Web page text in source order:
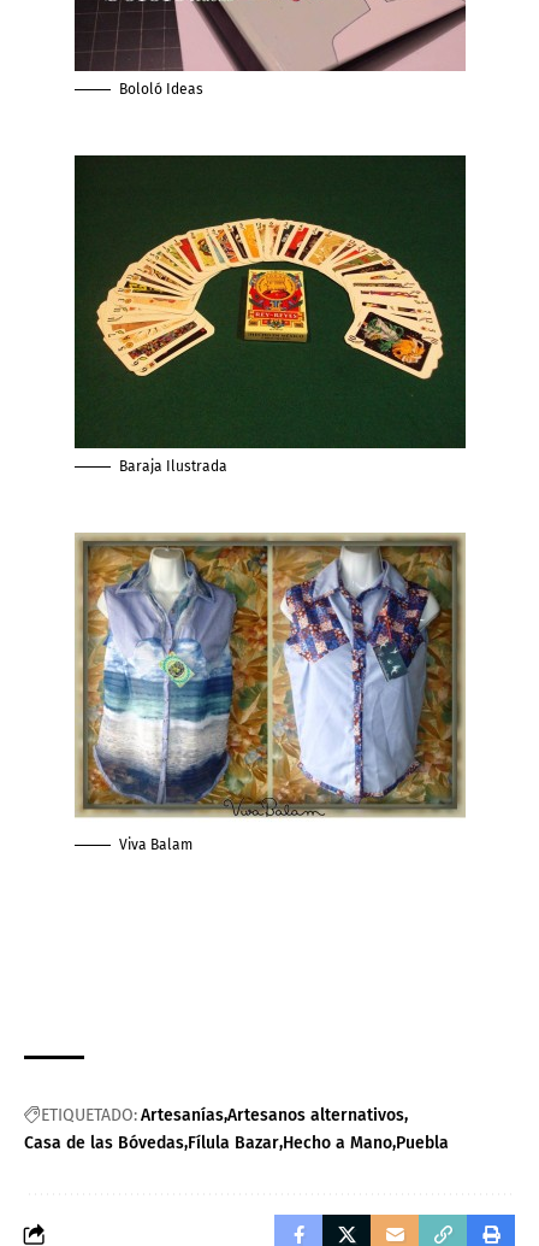
Bololó Ideas
Baraja Ilustrada
Viva Balam
ETIQUETADO:ArtesaníasArtesanos alternativos
Casa de las Bóvedas Fílula Bazar Hecho a Mano Puebla